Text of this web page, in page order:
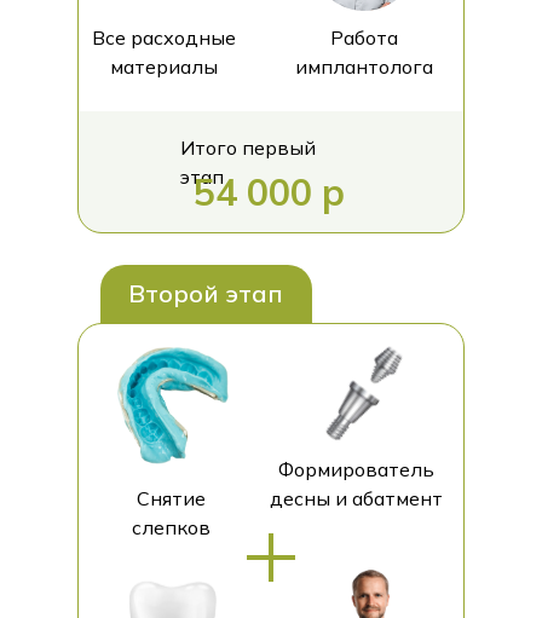
Итого первый
этап
Все расходные
материалы
54 000 р
Работа
имплантолога
Второй этап
Формирователь
десны и абатмент
Снятие
слепков